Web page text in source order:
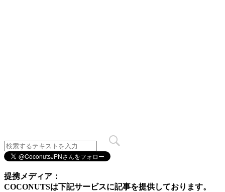
提携メディア：
COCONUTSは下記サービスに記事を提供しております。